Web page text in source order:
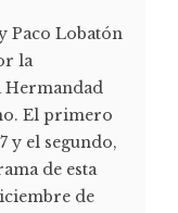
Paco Lobatón
la
Hermandad
El primero
y el segundo,
de esta
de